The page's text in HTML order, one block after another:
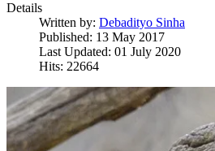
Details
Written by: Debadityo Sinha
Published: 13 May 2017
Last Updated: 01 July 2020
Hits: 22664